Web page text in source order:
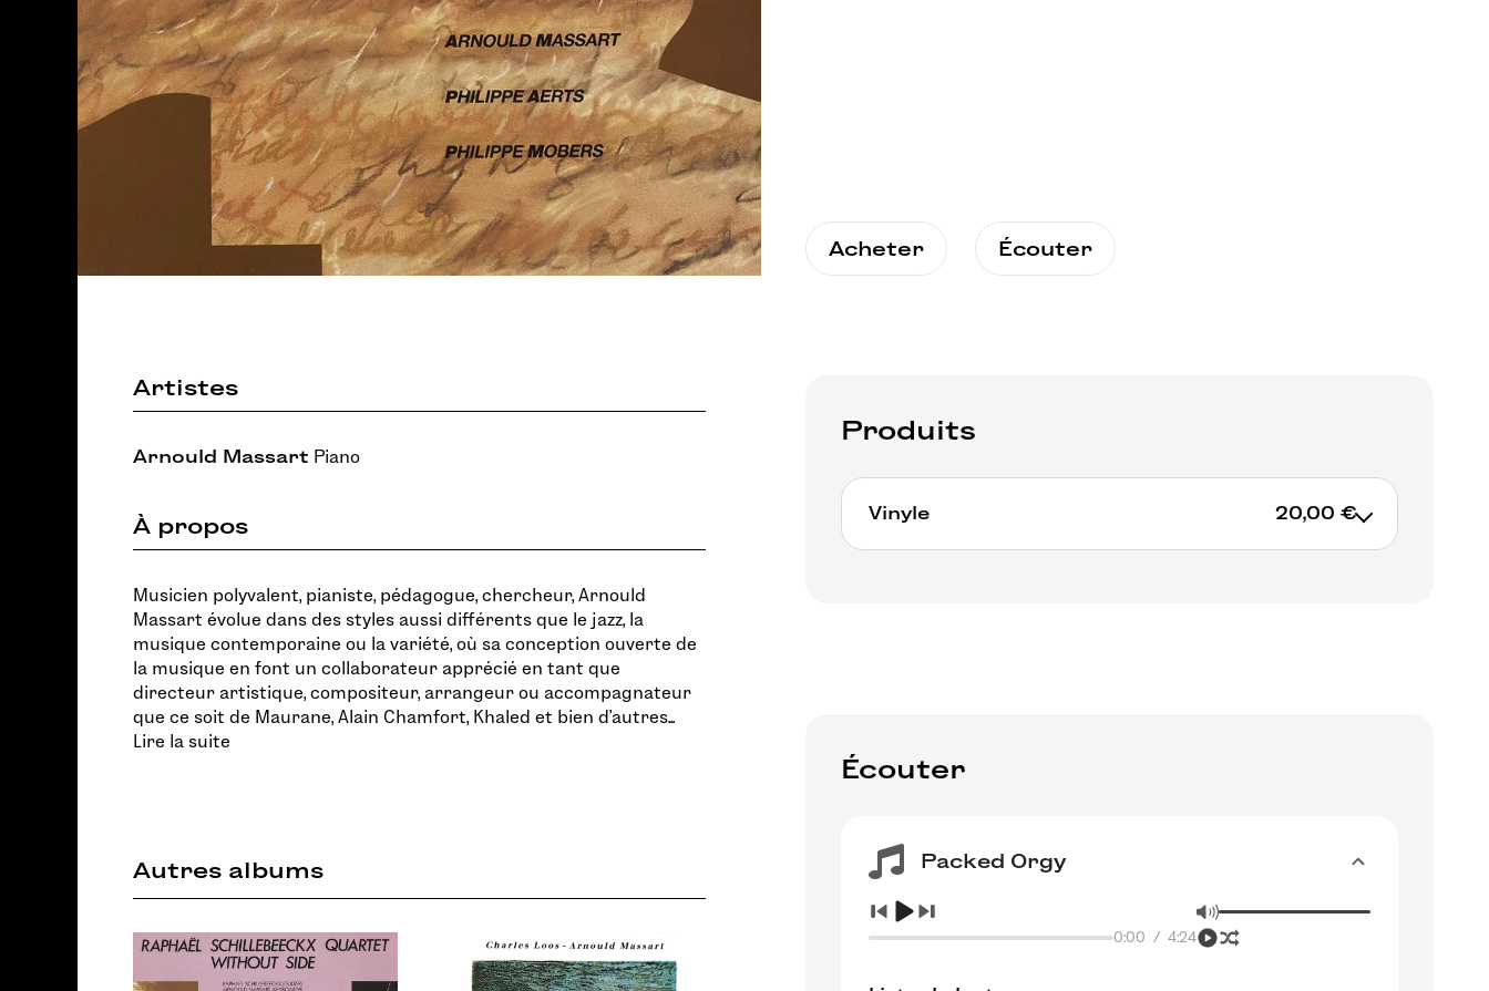
Acheter Écouter
Artistes
Arnould Massart Piano
À propos
Musicien polyvalent, pianiste, pédagogue, chercheur, Arnould
Massart évolue dans des styles aussi différents que le jazz, la
musique contemporaine ou la variété, où sa conception ouverte de
la musique en font un collaborateur apprécié en tant que
directeur artistique, compositeur, arrangeur ou accompagnateur
que ce soit de Maurane, Alain Chamfort, Khaled et bien d'autres...
Lire la suite
Autres albums
Produits
Vinyle 20,00 €
Écouter
Packed Orgy
0:00 / 4:24